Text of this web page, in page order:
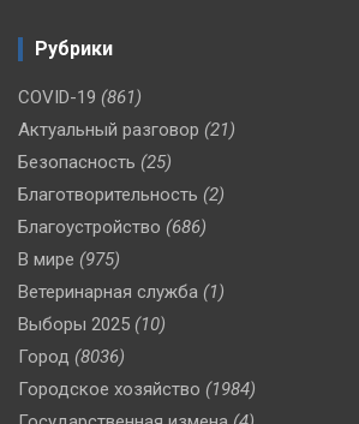
Рубрики
COVID-19 (861)
Актуальный разговор (21)
Безопасность (25)
Благотворительность (2)
Благоустройство (686)
В мире (975)
Ветеринарная служба (1)
Выборы 2025 (10)
Город (8036)
Городское хозяйство (1984)